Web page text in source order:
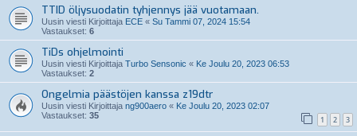
TTID öljysuodatin tyhjennys jää vuotamaan.
Uusin viesti Kirjoittaja ECE « Su Tammi 07, 2024 15:54
Vastaukset: 6
TiDs ohjelmointi
Uusin viesti Kirjoittaja Turbo Sensonic « Ke Joulu 20, 2023 06:53
Vastaukset: 2
Ongelmia päästöjen kanssa z19dtr
Uusin viesti Kirjoittaja ng900aero « Ke Joulu 20, 2023 02:07
Vastaukset: 35 1 2 3